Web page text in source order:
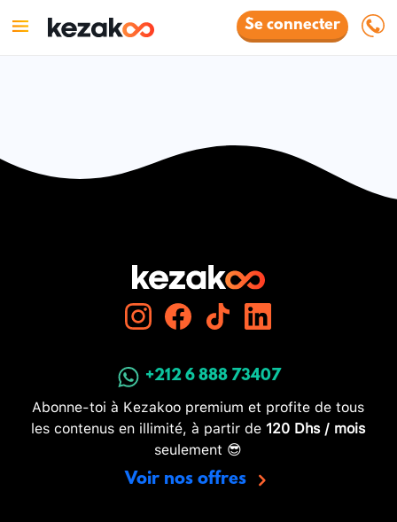
Se connecter
+212 6 888 73407
Abonne-toi à Kezakoo premium et profite de tous
les contenus en illimité, à partir de 120 Dhs / mois
seulement 😎
Voir nos offres